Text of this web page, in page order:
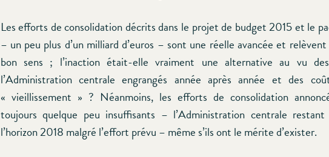
Les efforts de consolidation décrits dans le projet de budget 2015 et le
– un peu plus d’un milliard d’euros – sont une réelle avancée et
bon sens ; l’inaction était-elle vraiment une alternative au vu
l’Administration centrale engrangés année après année et des
« vieillissement » ? Néanmoins, les efforts de consolidation
toujours quelque peu insuffisants – l’Administration centrale
l’horizon 2018 malgré l’effort prévu – même s’ils ont le mérite d’exister.